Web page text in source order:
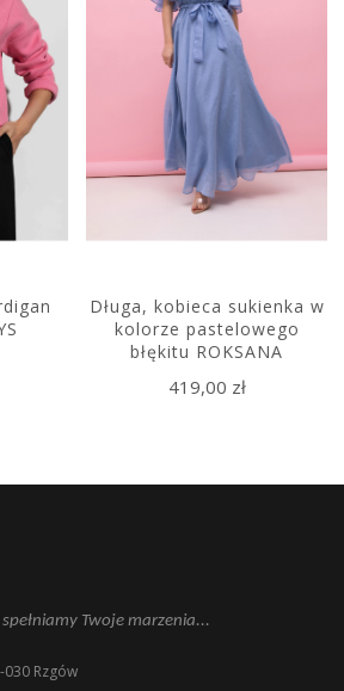
Długa, kobieca sukienka w
kolorze pastelowego
błękitu ROKSANA
419,00 zł
Twoje marzenia...
Rzgów